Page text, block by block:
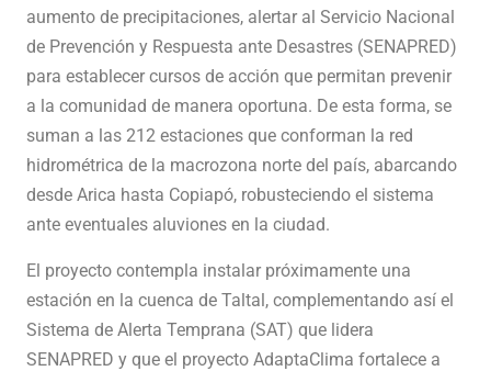
aumento de precipitaciones, alertar al Servicio Nacional
de Prevención y Respuesta ante Desastres (SENAPRED)
para establecer cursos de acción que permitan prevenir
a la comunidad de manera oportuna. De esta forma, se
suman a las 212 estaciones que conforman la red
hidrométrica de la macrozona norte del país, abarcando
desde Arica hasta Copiapó, robusteciendo el sistema
ante eventuales aluviones en la ciudad.
El proyecto contempla instalar próximamente una
estación en la cuenca de Taltal, complementando así el
Sistema de Alerta Temprana (SAT) que lidera
SENAPRED y que el proyecto AdaptaClima fortalece a